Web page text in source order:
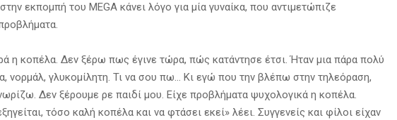
εκπομπή του MEGA κάνει λόγο για μία γυναίκα, που αντιμετώπιζε
η κοπέλα. Δεν ξέρω πως έγινε τώρα, πώς κατάντησε έτσι. Ήταν μια πάρα πολύ
νορμάλ, γλυκομίλητη. Τι να σου πω… Κι εγώ που την βλέπω στην τηλεόραση,
Δεν ξέρουμε ρε παιδί μου. Είχε προβλήματα ψυχολογικά η κοπέλα.
τόσο καλή κοπέλα και να φτάσει εκεί» λέει. Συγγενείς και φίλοι είχαν